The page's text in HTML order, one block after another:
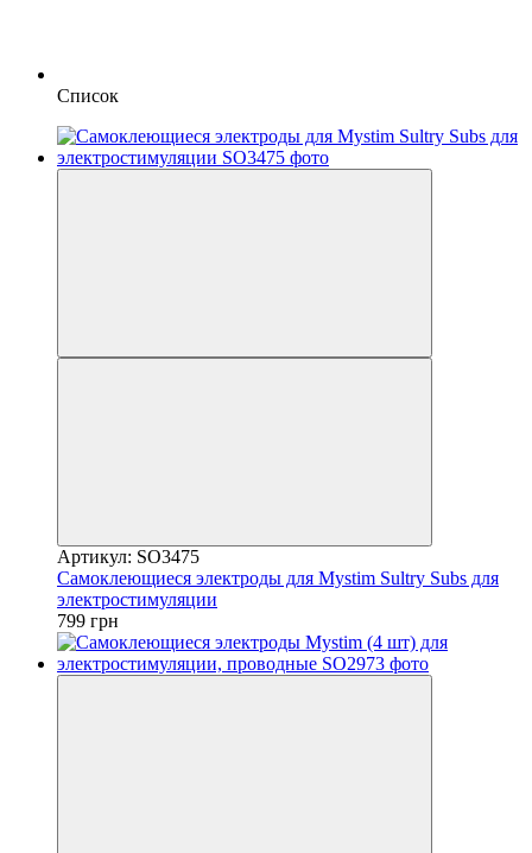
Список
Артикул: SO3475
Самоклеющиеся электроды для Mystim Sultry Subs для
электростимуляции
799 грн